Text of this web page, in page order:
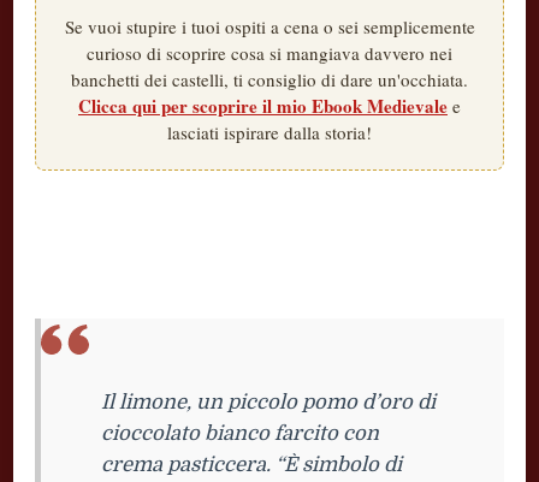
Se vuoi stupire i tuoi ospiti a cena o sei semplicemente
curioso di scoprire cosa si mangiava davvero nei
banchetti dei castelli, ti consiglio di dare un'occhiata.
Clicca qui per scoprire il mio Ebook Medievale e
lasciati ispirare dalla storia!
Il limone, un piccolo pomo d’oro di
cioccolato bianco farcito con
crema pasticcera. “È simbolo di